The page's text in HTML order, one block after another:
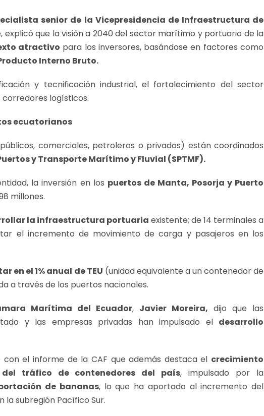
senior de la Vicepresidencia de Infraestructura de
explicó que la visión a 2040 del sector marítimo y portuario de la
atractivo para los inversores, basándose en factores como
Interno Bruto.
y tecnificación industrial, el fortalecimiento del sector
corredores logísticos.
ecuatorianos
comerciales, petroleros o privados) están coordinados
y Transporte Marítimo y Fluvial (SPTMF).
la inversión en los puertos de Manta, Posorja y Puerto
millones.
la infraestructura portuaria existente; de 14 terminales a
el incremento de movimiento de carga y pasajeros en los
en el 1% anual de TEU (unidad equivalente a un contenedor de
a través de los puertos nacionales.
Marítima del Ecuador, Javier Moreira, dijo que las
y las empresas privadas han impulsado el desarrollo
con el informe de la CAF que además destaca el crecimiento
tráfico de contenedores del país, impulsado por la
de bananas, lo que ha aportado al incremento del
subregión Pacífico Sur.